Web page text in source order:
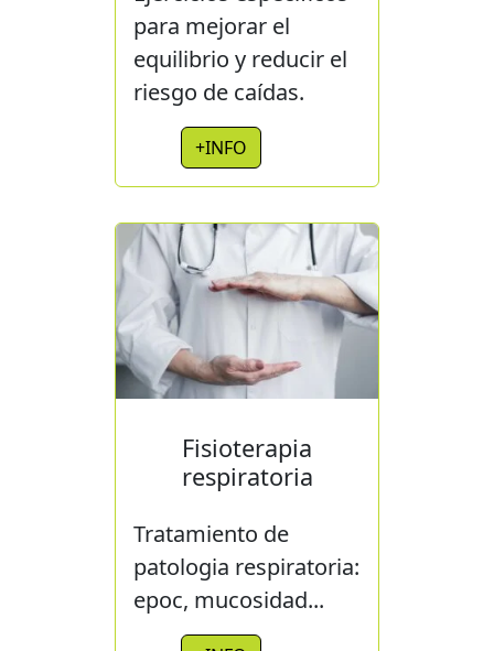
para mejorar el
equilibrio y reducir el
riesgo de caídas.
+INFO
Fisioterapia
respiratoria
Tratamiento de
patologia respiratoria:
epoc, mucosidad...